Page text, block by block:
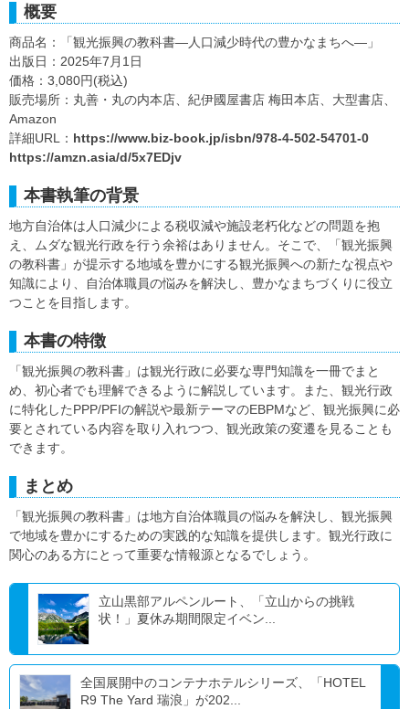
概要
商品名：「観光振興の教科書―人口減少時代の豊かなまちへ―」
出版日：2025年7月1日
価格：3,080円(税込)
販売場所：丸善・丸の内本店、紀伊國屋書店 梅田本店、大型書店、
Amazon
詳細URL： https://www.biz-book.jp/isbn/978-4-502-54701-0
https://amzn.asia/d/5x7EDjv
本書執筆の背景
地方自治体は人口減少による税収減や施設老朽化などの問題を抱
え、ムダな観光行政を行う余裕はありません。そこで、「観光振興
の教科書」が提示する地域を豊かにする観光振興への新たな視点や
知識により、自治体職員の悩みを解決し、豊かなまちづくりに役立
つことを目指します。
本書の特徴
「観光振興の教科書」は観光行政に必要な専門知識を一冊でまと
め、初心者でも理解できるように解説しています。また、観光行政
に特化したPPP/PFIの解説や最新テーマのEBPMなど、観光振興に必
要とされている内容を取り入れつつ、観光政策の変遷を見ることも
できます。
まとめ
「観光振興の教科書」は地方自治体職員の悩みを解決し、観光振興
で地域を豊かにするための実践的な知識を提供します。観光行政に
関心のある方にとって重要な情報源となるでしょう。
立山黒部アルペンルート、「立山からの挑戦
状！」夏休み期間限定イベン...
全国展開中のコンテナホテルシリーズ、「HOTEL
R9 The Yard 瑞浪」が202...